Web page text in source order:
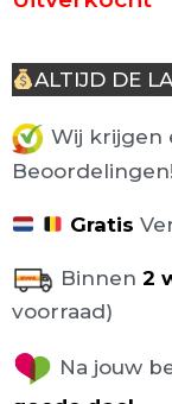
ALTIJD DE
Wij krijgen
Beoordelingen!
Gratis
Binnen 2
voorraad)
Na jouw